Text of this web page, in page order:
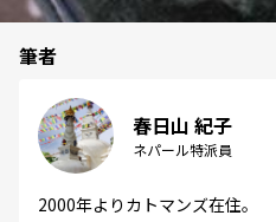
筆者
春日山 紀子
ネパール特派員
2000年よりカトマンズ在住。